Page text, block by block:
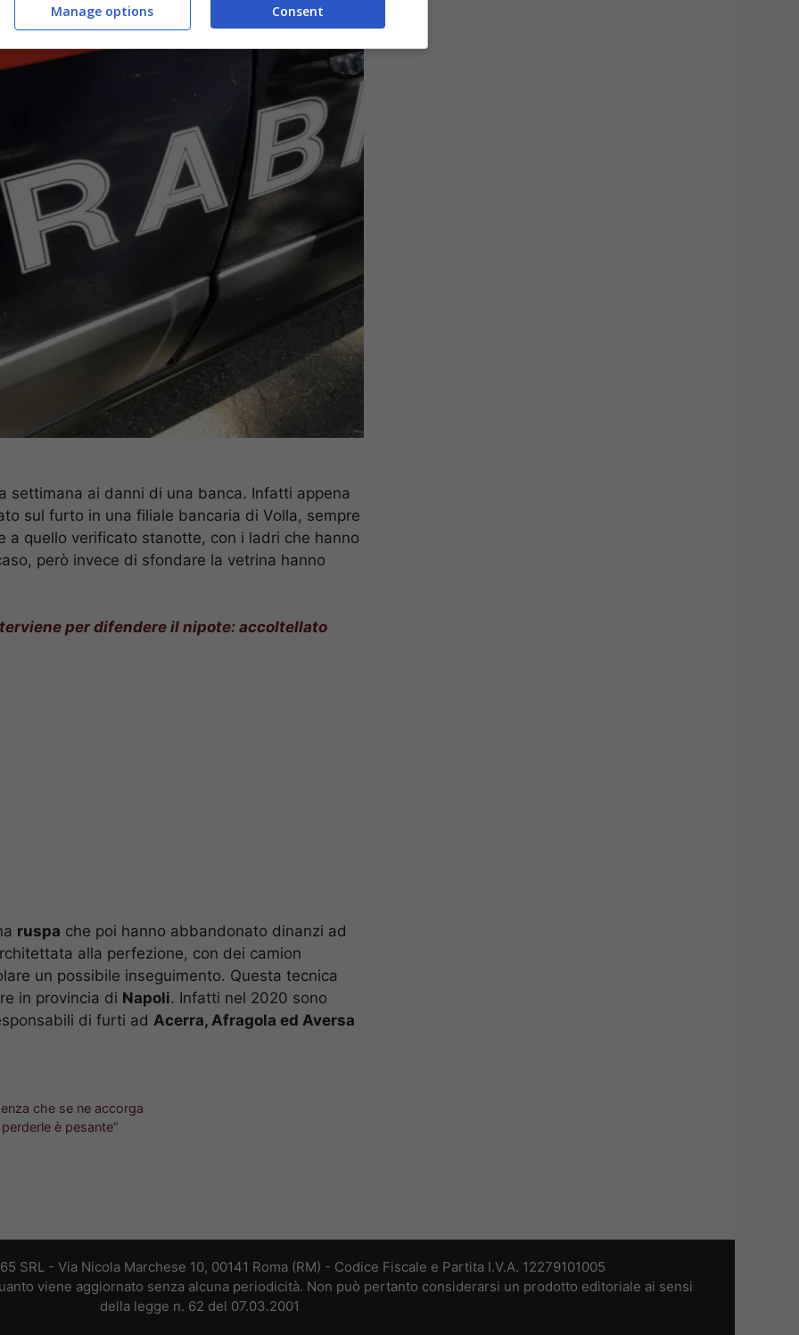
settimana ai danni di una banca. Infatti appena
sul furto in una filiale bancaria di Volla, sempre
a quello verificato stanotte, con i ladri che hanno
però invece di sfondare la vetrina hanno
per difendere il nipote: accoltellato
ruspa che poi hanno abbandonato dinanzi ad
alla perfezione, con dei camion
un possibile inseguimento. Questa tecnica
in provincia di Napoli. Infatti nel 2020 sono
di furti ad Acerra, Afragola ed Aversa
che se ne accorga
è pesante”
SRL - Via Nicola Marchese 10, 00141 Roma (RM) - Codice Fiscale e Partita I.V.A. 12279101005
viene aggiornato senza alcuna periodicità. Non può pertanto considerarsi un prodotto editoriale ai sensi
della legge n. 62 del 07.03.2001
Consent
Manage options